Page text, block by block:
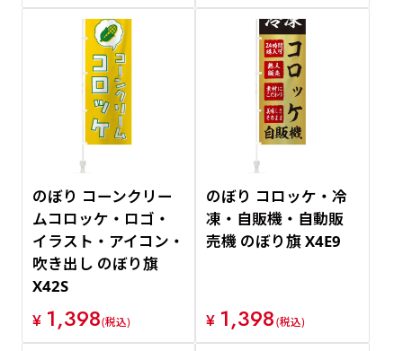
のぼり コーンクリー
ムコロッケ・ロゴ・
イラスト・アイコン・
吹き出し のぼり旗
X42S
¥ 1,398(税込)
のぼり コロッケ・冷
凍・自販機・自動販
売機 のぼり旗 X4E9
¥ 1,398(税込)